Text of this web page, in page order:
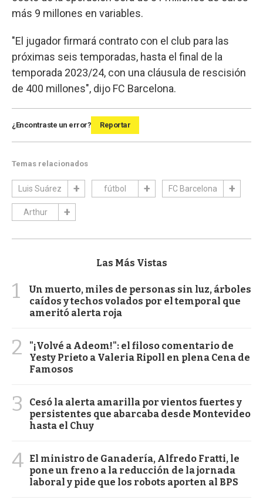
más 9 millones en variables.
"El jugador firmará contrato con el club para las
próximas seis temporadas, hasta el final de la
temporada 2023/24, con una cláusula de rescisión
de 400 millones", dijo FC Barcelona.
¿Encontraste un error? Reportar
Temas relacionados
Luis Suárez fútbol FC Barcelona
Arthur
Las Más Vistas
1
Un muerto, miles de personas sin luz, árboles
caídos y techos volados por el temporal que
ameritó alerta roja
2
"¡Volvé a Adeom!": el filoso comentario de
Yesty Prieto a Valeria Ripoll en plena Cena de
Famosos
3
Cesó la alerta amarilla por vientos fuertes y
persistentes que abarcaba desde Montevideo
hasta el Chuy
4 El ministro de Ganadería, Alfredo Fratti, le
pone un freno a la reducción de la jornada
laboral y pide que los robots aporten al BPS